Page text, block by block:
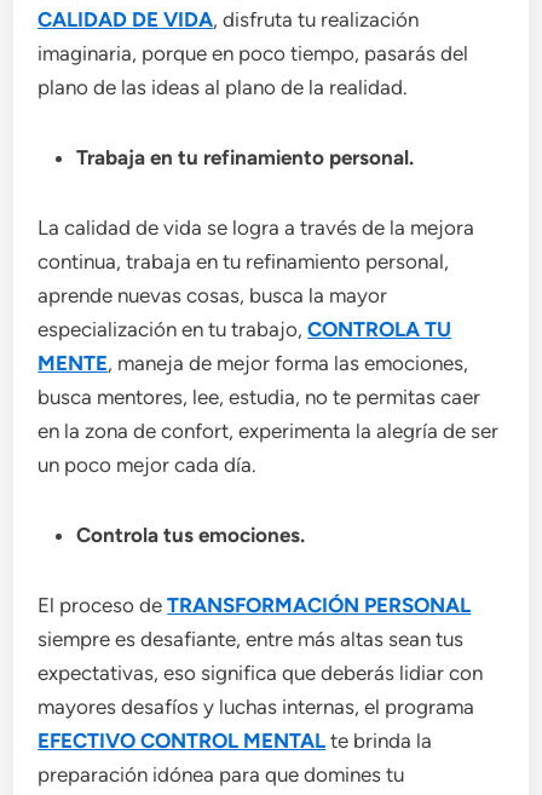
CALIDAD DE VIDA, disfruta tu realización
imaginaria, porque en poco tiempo, pasarás del
plano de las ideas al plano de la realidad.
Trabaja en tu refinamiento personal.
La calidad de vida se logra a través de la mejora
continua, trabaja en tu refinamiento personal,
aprende nuevas cosas, busca la mayor
especialización en tu trabajo,CONTROLA TU
MENTE, maneja de mejor forma las emociones,
busca mentores, lee, estudia, no te permitas caer
en la zona de confort, experimenta la alegría de ser
un poco mejor cada día.
Controla tus emociones.
El proceso deTRANSFORMACIÓN PERSONAL
siempre es desafiante, entre más altas sean tus
expectativas, eso significa que deberás lidiar con
mayores desafíos y luchas internas, el programa
EFECTIVO CONTROL MENTAL te brinda la
preparación idónea para que domines tu